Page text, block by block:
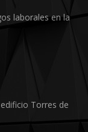
laborales en la
Torres de